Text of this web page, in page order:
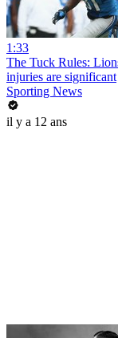
1:33
The Tuck Rules:
injuries are significant
Sporting News
il y a 12 ans